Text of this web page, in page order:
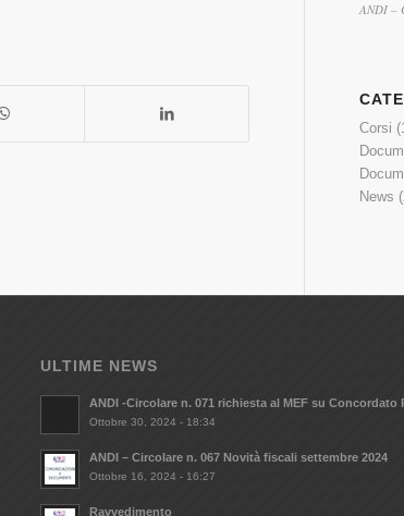
ANDI –
Corsi
News
ULTIME NEWS
ANDI -Circolare n. 071 richiesta al MEF su Concordato
Ottobre 30, 2024 - 18:34
ANDI – Circolare n. 067 Novità fiscali settembre 2024
Ottobre 16, 2024 - 16:27
Ravvedimento